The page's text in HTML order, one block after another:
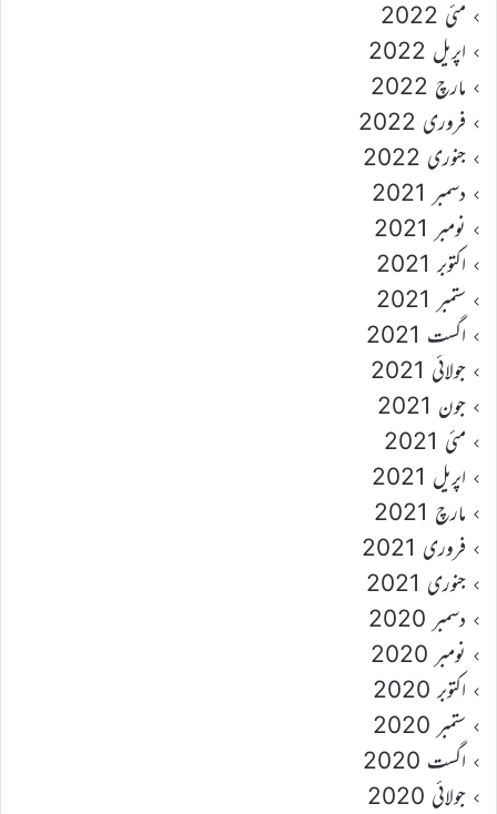
مئی 2022
اپریل 2022
مارچ 2022
فروری 2022
جنوری 2022
دسمبر 2021
نومبر 2021
اکتوبر 2021
ستمبر 2021
اگست 2021
جولائی 2021
جون 2021
مئی 2021
اپریل 2021
مارچ 2021
فروری 2021
جنوری 2021
دسمبر 2020
نومبر 2020
اکتوبر 2020
ستمبر 2020
اگست 2020
جولائی 2020